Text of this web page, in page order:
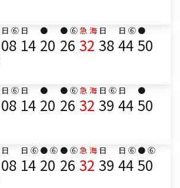
日 ⑥
08
日
14
●
20
● ⑥
26
急 海
32
日
38
日 ⑥
44
●
50
日 ⑥
08
日
14
●
20
● ⑥
26
急 海
32
日 ⑥
39
日
44
●
50
日
08
日 ⑥
14
● ⑥
20
● ⑥
26
急 海
32
日
39
日 ⑥
44
● ⑥
50